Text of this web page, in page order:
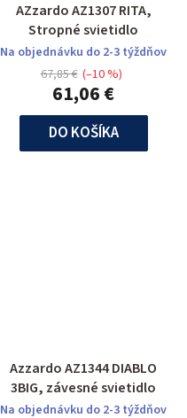
AZzardo AZ1307 RITA,
Stropné svietidlo
Na objednávku do 2-3 týždňov
61,06 €
67,85 € (–10 %)
DO KOŠÍKA
Azzardo AZ1344 DIABLO
3BIG, závesné svietidlo
Na objednávku do 2-3 týždňov